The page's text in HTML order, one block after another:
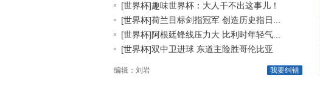
[世界杯]趣味世界杯：大人干不出这事儿！
[世界杯]荷兰目标剑指冠军 创造历史指日...
[世界杯]阿根廷锋线压力大 比利时年轻气...
[世界杯]双中卫进球 东道主险胜哥伦比亚
我要纠错
编辑：刘岩